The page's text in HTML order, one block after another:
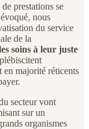
prestations se
nous
du service
de la
soins à leur juste
en majorité réticents
secteur vont
sur un
organismes